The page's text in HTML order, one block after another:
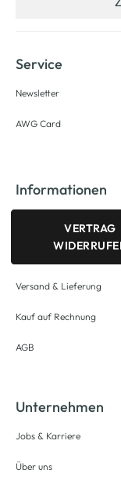
Service
Newsletter
AWG Card
Informationen
VERTRAG
Versand & Lieferung
Kauf auf Rechnung
AGB
Unternehmen
Jobs & Karriere
Über uns